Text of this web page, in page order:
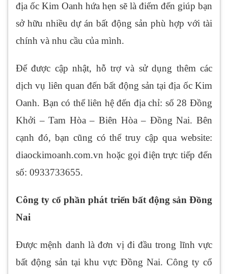
địa ốc Kim Oanh hứa hẹn sẽ là điểm đến giúp bạn
sở hữu nhiều dự án bất động sản phù hợp với tài
chính và nhu cầu của mình.
Để được cập nhật, hỗ trợ và sử dụng thêm các
dịch vụ liên quan đến bất động sản tại địa ốc Kim
Oanh. Bạn có thể liên hệ đến địa chỉ: số 28 Đồng
Khởi – Tam Hòa – Biên Hòa – Đồng Nai. Bên
cạnh đó, bạn cũng có thể truy cập qua website:
diaockimoanh.com.vn hoặc gọi điện trực tiếp đến
số: 0933733655.
Công ty cổ phần phát triển bất động sản Đồng
Nai
Được mệnh danh là đơn vị đi đầu trong lĩnh vực
bất động sản tại khu vực Đồng Nai. Công ty cổ